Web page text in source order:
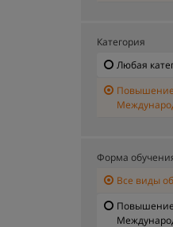
Категория
Любая
Форма
Все виды